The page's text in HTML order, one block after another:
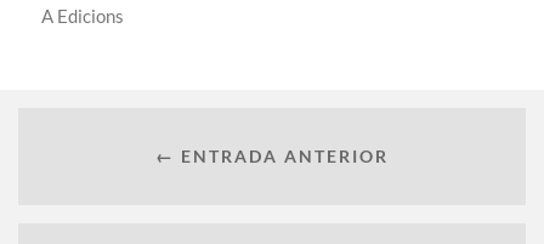
A Edicions
← ENTRADA ANTERIOR